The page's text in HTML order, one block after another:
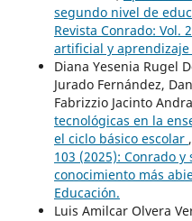
segundo nivel de
Revista Conrado: Vol.
artificial y
Diana Yesenia Rugel
Jurado Fernández,
Fabrizzio Jacinto
tecnológicas en la
el ciclo básico escolar ,
103 (2025): Conrado
conocimiento más
Educación.
Luis Amilcar Olvera